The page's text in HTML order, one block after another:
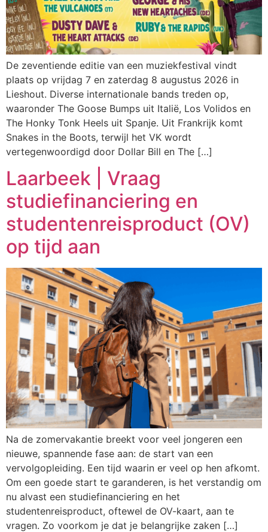
De zeventiende editie van een muziekfestival vindt
plaats op vrijdag 7 en zaterdag 8 augustus 2026 in
Lieshout. Diverse internationale bands treden op,
waaronder The Goose Bumps uit Italië, Los Volidos en
The Honky Tonk Heels uit Spanje. Uit Frankrijk komt
Snakes in the Boots, terwijl het VK wordt
vertegenwoordigd door Dollar Bill en The […]
Laarbeek | Vraag
studiefinanciering en
studentenreisproduct (OV)
op tijd aan
Na de zomervakantie breekt voor veel jongeren een
nieuwe, spannende fase aan: de start van een
vervolgopleiding. Een tijd waarin er veel op hen afkomt.
Om een goede start te garanderen, is het verstandig om
nu alvast een studiefinanciering en het
studentenreisproduct, oftewel de OV-kaart, aan te
vragen. Zo voorkom je dat je belangrijke zaken […]